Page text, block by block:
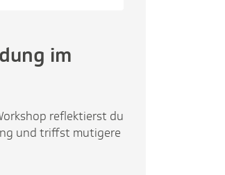
im
reflektierst du
und triffst mutigere